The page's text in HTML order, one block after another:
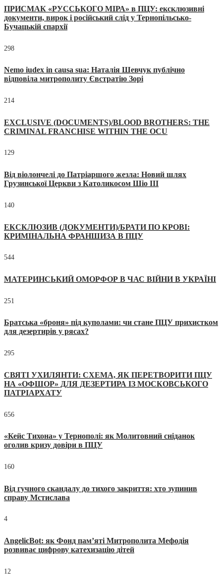
ПРИСМАК «РУССЬКОГО МІРА» в ПЦУ: ексклюзивні
документи, вирок і російський слід у Тернопільсько-
Бучацькій єпархії
298
Nemo iudex in causa sua: Наталія Шевчук публічно
відповіла митрополиту Євстратію Зорі
214
EXCLUSIVE (DOCUMENTS)/BLOOD BROTHERS: THE
CRIMINAL FRANCHISE WITHIN THE OCU
129
Від віолончелі до Патріаршого жезла: Новий шлях
Грузинської Церкви з Католикосом Шіо III
140
ЕКСКЛЮЗИВ (ДОКУМЕНТИ)/БРАТИ ПО КРОВІ:
КРИМІНАЛЬНА ФРАНШИЗА В ПЦУ
544
МАТЕРИНСЬКИЙ ОМОРФОР В ЧАС ВІЙНИ В УКРАЇНІ
251
Братська «броня» під куполами: чи стане ПЦУ прихистком
для дезертирів у рясах?
295
СВЯТІ УХИЛЯНТИ: СХЕМА, ЯК ПЕРЕТВОРИТИ ПЦУ
НА «ОФШОР» ДЛЯ ДЕЗЕРТИРА ІЗ МОСКОВСЬКОГО
ПАТРІАРХАТУ
656
«Кейс Тихона» у Тернополі: як Молитовний сніданок
оголив кризу довіри в ПЦУ
160
Від гучного скандалу до тихого закриття: хто зупинив
справу Мстислава
4
AngelicBot: як Фонд пам’яті Митрополита Мефодія
розвиває цифрову катехизацію дітей
12